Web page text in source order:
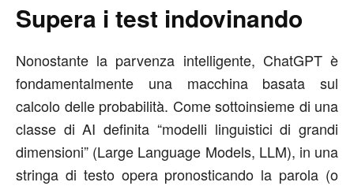
Supera i test indovinando
Nonostante la parvenza intelligente, ChatGPT è
fondamentalmente una macchina basata sul
calcolo delle probabilità. Come sottoinsieme di una
classe di AI definita “modelli linguistici di grandi
dimensioni” (Large Language Models, LLM), in una
stringa di testo opera pronosticando la parola (o